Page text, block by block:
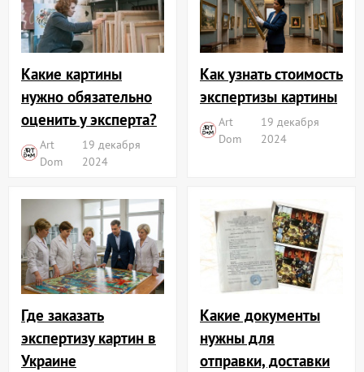
Какие картины
нужно обязательно
оценить у эксперта?
Art
Dom
19 декабря
2024
Как узнать стоимость
экспертизы картины
Art
Dom
19 декабря
2024
Где заказать
экспертизу картин в
Украине
Какие документы
нужны для
отправки, доставки